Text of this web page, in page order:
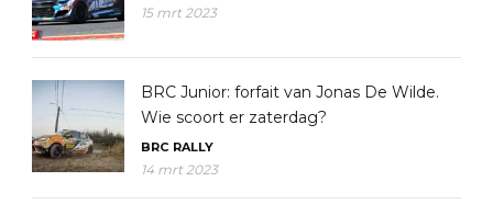
15 mrt 2023
BRC Junior: forfait van Jonas De Wilde.
Wie scoort er zaterdag?
BRC RALLY
14 mrt 2023